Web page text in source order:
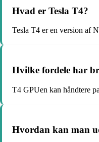
Hvad er Tesla T4?
Tesla T4 er en version af
Hvilke fordele har
T4 GPUen kan håndtere
Hvordan kan man